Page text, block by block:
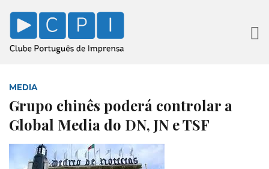
MEDIA
Grupo chinês poderá controlar a
Global Media do DN, JN e TSF